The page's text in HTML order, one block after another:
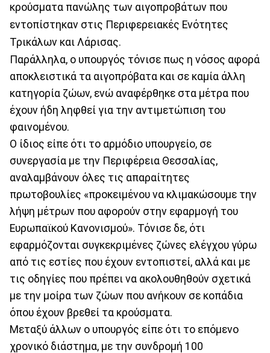
κρούσματα πανώλης των αιγοπροβάτων που
εντοπίστηκαν στις Περιφερειακές Ενότητες
Τρικάλων και Λάρισας.
Παράλληλα, ο υπουργός τόνισε πως η νόσος αφορά
αποκλειστικά τα αιγοπρόβατα και σε καμία άλλη
κατηγορία ζώων, ενώ αναφέρθηκε στα μέτρα που
έχουν ήδη ληφθεί για την αντιμετώπιση του
φαινομένου.
Ο ίδιος είπε ότι το αρμόδιο υπουργείο, σε
συνεργασία με την Περιφέρεια Θεσσαλίας,
αναλαμβάνουν όλες τις απαραίτητες
πρωτοβουλίες «προκειμένου να κλιμακώσουμε την
λήψη μέτρων που αφορούν στην εφαρμογή του
Ευρωπαϊκού Κανονισμού». Τόνισε δε, ότι
εφαρμόζονται συγκεκριμένες ζώνες ελέγχου γύρω
από τις εστίες που έχουν εντοπιστεί, αλλά και με
τις οδηγίες που πρέπει να ακολουθηθούν σχετικά
με την μοίρα των ζώων που ανήκουν σε κοπάδια
όπου έχουν βρεθεί τα κρούσματα.
Μεταξύ άλλων ο υπουργός είπε ότι το επόμενο
χρονικό διάστημα, με την συνδρομή 100